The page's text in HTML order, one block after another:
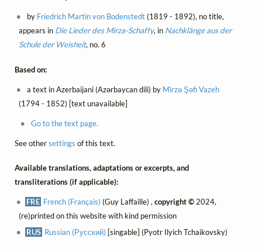
by Friedrich Martin von Bodenstedt(1819 - 1892), no title,
appears in Die Lieder des Mirza-Schaffy, in Nachklänge aus der
Schule der Weisheit, no. 6
Based on:
a text in Azerbaijani (Azərbaycan dili) by Mirzə Şəfi Vazeh
(1794 - 1852) [text unavailable]
Go to the text page.
See othersettings of this text.
Available translations, adaptations or excerpts, and
transliterations (if applicable):
FRE French (Français) (Guy Laffaille) ,copyright © 2024,
(re)printed on this website with kind permission
RUS Russian (Русский) [singable] (Pyotr Ilyich Tchaikovsky)